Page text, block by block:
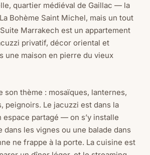
quartier médiéval de Gaillac — la
Bohème Saint Michel, mais un tout
Marrakech est un appartement
privatif, décor oriental et
une maison en pierre du vieux
son thème : mosaïques, lanternes,
peignoirs. Le jacuzzi est dans la
espace partagé — on s’y installe
dans les vignes ou une balade dans
ne frappe à la porte. La cuisine est